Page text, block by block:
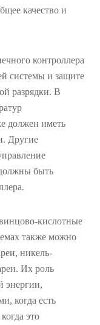
качество и
контроллера
системы и защите
разрядки. В
должен иметь
Другие
быть
кислотные
также можно
никель-
Их роль
энергии,
когда есть
это